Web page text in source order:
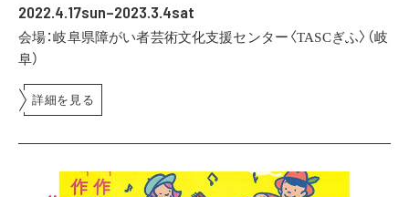
2022.4.17sun–2023.3.4sat
会場：岐阜県障がい者芸術文化支援センター〈TASCぎふ〉（岐
阜）
詳細を見る